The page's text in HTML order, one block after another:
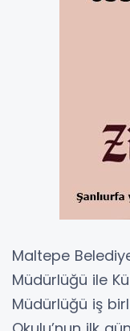
Maltepe
Müdürlüğü ile
Müdürlüğü iş